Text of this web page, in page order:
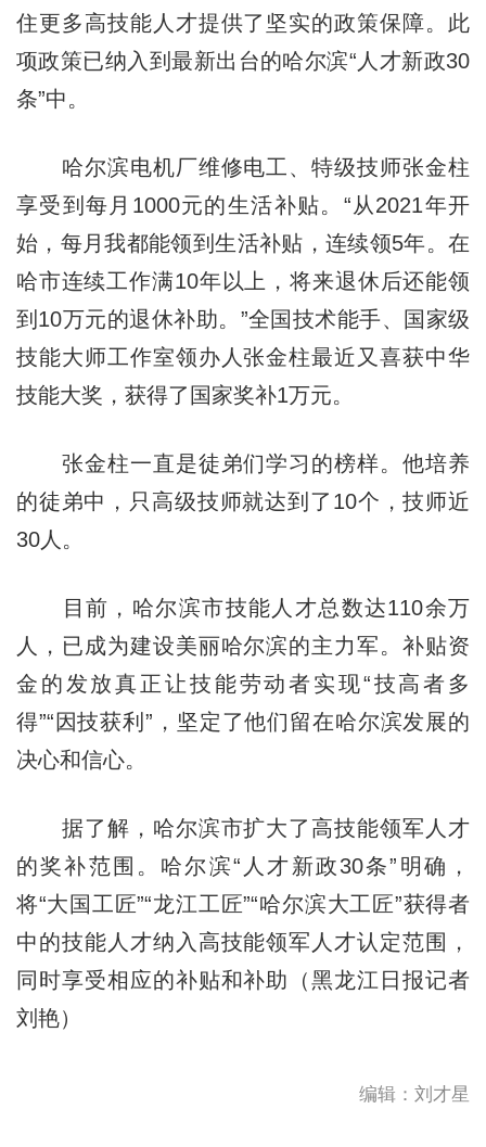
住更多高技能人才提供了坚实的政策保障。此
项政策已纳入到最新出台的哈尔滨“人才新政30
条”中。
哈尔滨电机厂维修电工、特级技师张金柱
享受到每月1000元的生活补贴。“从2021年开
始，每月我都能领到生活补贴，连续领5年。在
哈市连续工作满10年以上，将来退休后还能领
到10万元的退休补助。”全国技术能手、国家级
技能大师工作室领办人张金柱最近又喜获中华
技能大奖，获得了国家奖补1万元。
张金柱一直是徒弟们学习的榜样。他培养
的徒弟中，只高级技师就达到了10个，技师近
30人。
目前，哈尔滨市技能人才总数达110余万
人，已成为建设美丽哈尔滨的主力军。补贴资
金的发放真正让技能劳动者实现“技高者多
得”“因技获利”，坚定了他们留在哈尔滨发展的
决心和信心。
据了解，哈尔滨市扩大了高技能领军人才
的奖补范围。哈尔滨“人才新政30条”明确，
将“大国工匠”“龙江工匠”“哈尔滨大工匠”获得者
中的技能人才纳入高技能领军人才认定范围，
同时享受相应的补贴和补助（黑龙江日报记者
刘艳）
编辑：刘才星